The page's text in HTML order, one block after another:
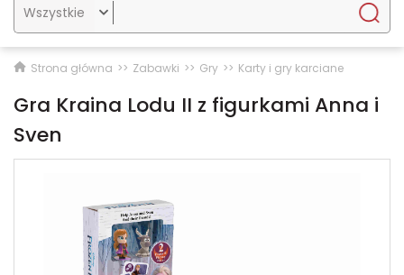

Strona główna Zabawki Gry Karty i gry karciane
Gra Kraina Lodu II z figurkami Anna i
Sven